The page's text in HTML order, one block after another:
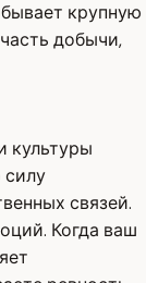
крупную
добычи,
культуры
связей.
Когда ваш